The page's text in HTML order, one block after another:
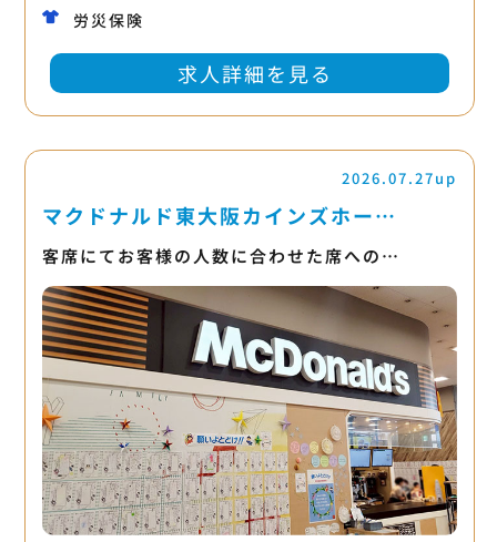
労災保険
求人詳細を見る
2026.07.27up
マクドナルド東大阪カインズホー…
客席にてお客様の人数に合わせた席への…